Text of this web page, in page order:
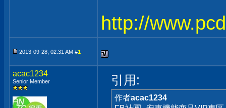
http://
2013-09-28, 02:31 AM #1
acac1234
Senior Member 引用:
作者acac1234